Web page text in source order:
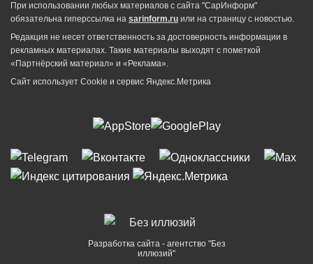
При использовании любых материалов с сайта "СарИнформ"
обязательна гиперссылка на sarinform.ru или на страницу с новостью.
Редакция не несет ответственность за достоверность информации в
рекламных материалах. Такие материалы выходят с пометкой
«Партнёрский материал» и «Реклама».
Сайт использует Cookie и сервиc Яндекс.Метрика
Разработка сайта - агентство "Без
иллюзий"